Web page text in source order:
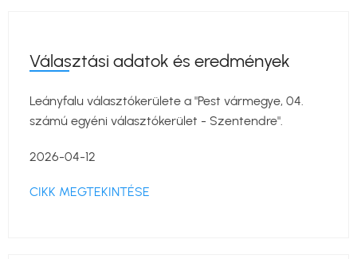
Választási adatok és eredmények
Leányfalu választókerülete a "Pest vármegye, 04.
számú egyéni választókerület - Szentendre".
2026-04-12
CIKK MEGTEKINTÉSE